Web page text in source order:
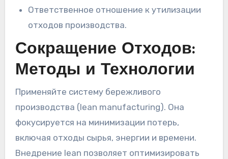
Ответственное отношение к утилизации
отходов производства.
Сокращение Отходов:
Методы и Технологии
Применяйте систему бережливого
производства (lean manufacturing). Она
фокусируется на минимизации потерь,
включая отходы сырья, энергии и времени.
Внедрение lean позволяет оптимизировать